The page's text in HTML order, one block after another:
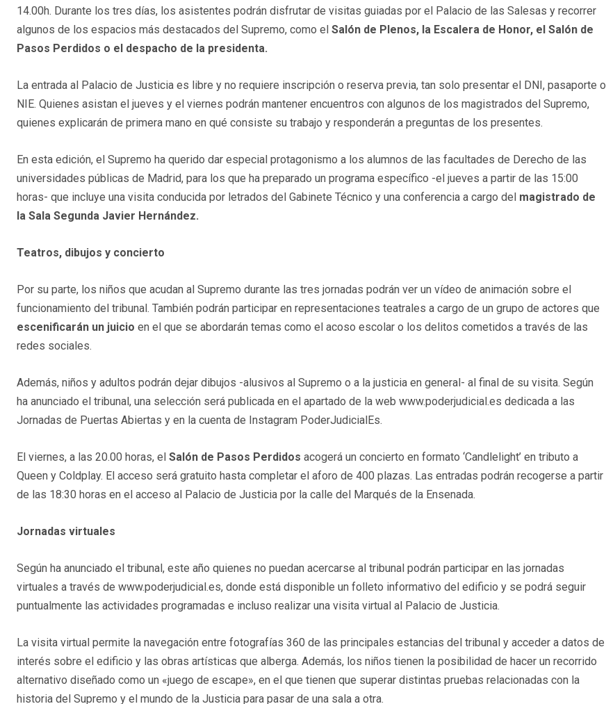
14.00h. Durante los tres días, los asistentes podrán disfrutar de visitas guiadas por el Palacio de las Salesas y recorrer
algunos de los espacios más destacados del Supremo, como el Salón de Plenos, la Escalera de Honor, el Salón de
Pasos Perdidos o el despacho de la presidenta.
La entrada al Palacio de Justicia es libre y no requiere inscripción o reserva previa, tan solo presentar el DNI, pasaporte o
NIE. Quienes asistan el jueves y el viernes podrán mantener encuentros con algunos de los magistrados del Supremo,
quienes explicarán de primera mano en qué consiste su trabajo y responderán a preguntas de los presentes.
En esta edición, el Supremo ha querido dar especial protagonismo a los alumnos de las facultades de Derecho de las
universidades públicas de Madrid, para los que ha preparado un programa específico -el jueves a partir de las 15:00
horas- que incluye una visita conducida por letrados del Gabinete Técnico y una conferencia a cargo del magistrado de
la Sala Segunda Javier Hernández.
Teatros, dibujos y concierto
Por su parte, los niños que acudan al Supremo durante las tres jornadas podrán ver un vídeo de animación sobre el
funcionamiento del tribunal. También podrán participar en representaciones teatrales a cargo de un grupo de actores que
escenificarán un juicio en el que se abordarán temas como el acoso escolar o los delitos cometidos a través de las
redes sociales.
Además, niños y adultos podrán dejar dibujos -alusivos al Supremo o a la justicia en general- al final de su visita. Según
ha anunciado el tribunal, una selección será publicada en el apartado de la web www.poderjudicial.es dedicada a las
Jornadas de Puertas Abiertas y en la cuenta de Instagram PoderJudicialEs.
El viernes, a las 20.00 horas, el Salón de Pasos Perdidos acogerá un concierto en formato ‘Candlelight’ en tributo a
Queen y Coldplay. El acceso será gratuito hasta completar el aforo de 400 plazas. Las entradas podrán recogerse a partir
de las 18:30 horas en el acceso al Palacio de Justicia por la calle del Marqués de la Ensenada.
Jornadas virtuales
Según ha anunciado el tribunal, este año quienes no puedan acercarse al tribunal podrán participar en las jornadas
virtuales a través de www.poderjudicial.es, donde está disponible un folleto informativo del edificio y se podrá seguir
puntualmente las actividades programadas e incluso realizar una visita virtual al Palacio de Justicia.
La visita virtual permite la navegación entre fotografías 360 de las principales estancias del tribunal y acceder a datos de
interés sobre el edificio y las obras artísticas que alberga. Además, los niños tienen la posibilidad de hacer un recorrido
alternativo diseñado como un «juego de escape», en el que tienen que superar distintas pruebas relacionadas con la
historia del Supremo y el mundo de la Justicia para pasar de una sala a otra.